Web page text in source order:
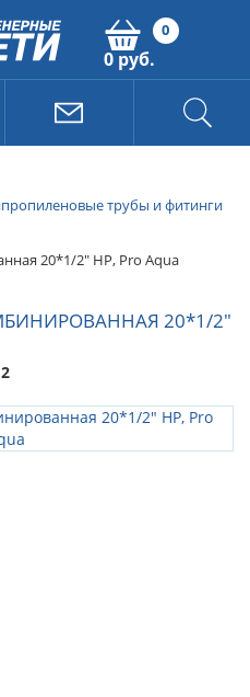
0
0 руб.
трубы и фитинги
20*1/2" НР, Pro Aqua
20*1/2"